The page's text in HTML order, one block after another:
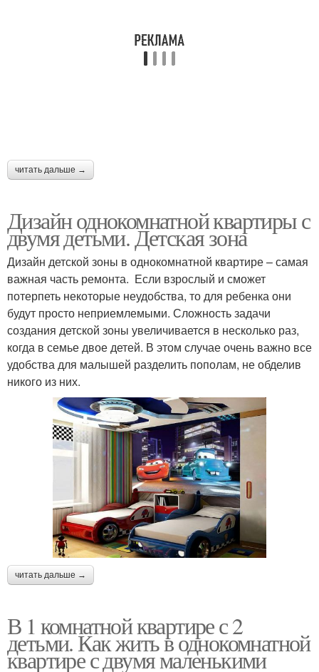
читать дальше →
Дизайн однокомнатной квартиры с
двумя детьми. Детская зона
Дизайн детской зоны в однокомнатной квартире – самая
важная часть ремонта. Если взрослый и сможет
потерпеть некоторые неудобства, то для ребенка они
будут просто неприемлемыми. Сложность задачи
создания детской зоны увеличивается в несколько раз,
когда в семье двое детей. В этом случае очень важно все
удобства для малышей разделить пополам, не обделив
никого из них.
читать дальше →
В 1 комнатной квартире с 2
детьми. Как жить в однокомнатной
квартире с двумя маленькими